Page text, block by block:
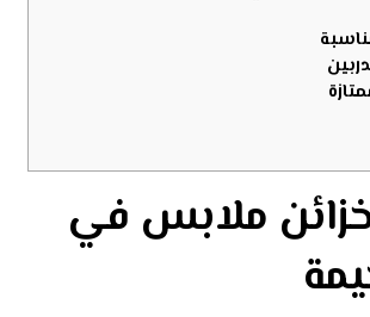
ملابس في